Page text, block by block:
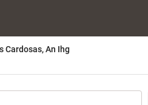
Cardosas, An Ihg